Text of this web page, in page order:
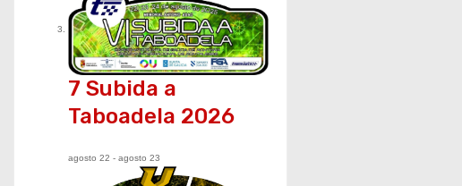
7 Subida a
Taboadela 2026
agosto 22 - agosto 23